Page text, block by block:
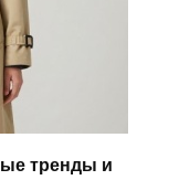
тренды и